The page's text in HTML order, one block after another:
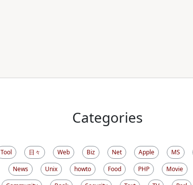
Categories
Tool 日々 Web Biz Net Apple MS
News
Unix howto Food PHP Movie